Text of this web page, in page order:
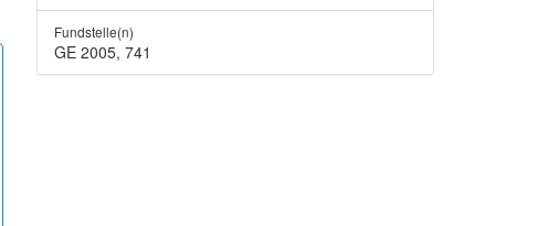
Fundstelle(n)
GE 2005, 741